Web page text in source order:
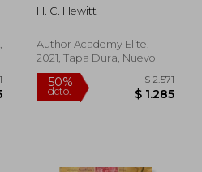
H. C. Hewitt
Author Academy Elite,
2021, Tapa Dura, Nuevo